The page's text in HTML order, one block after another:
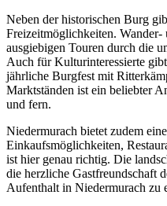
Neben der historischen Burg
Freizeitmöglichkeiten. Wander-
ausgiebigen Touren durch die
Auch für Kulturinteressierte
jährliche Burgfest mit
Marktständen ist ein beliebter
und fern.
Niedermurach bietet zudem
Einkaufsmöglichkeiten,
ist hier genau richtig. Die
die herzliche Gastfreundschaft
Aufenthalt in Niedermurach zu